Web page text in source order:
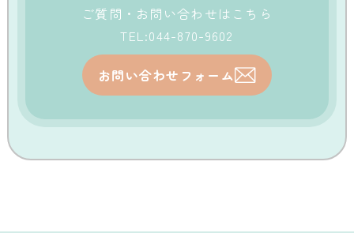
ご質問・お問い合わせはこちら
TEL:044-870-9602
お問い合わせフォーム